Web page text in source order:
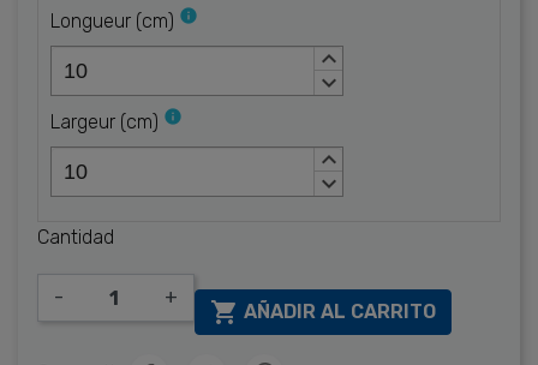
Longueur (cm) info
keyboard_arrow_up
keyboard_arrow_down
Largeur (cm) info
keyboard_arrow_up
keyboard_arrow_down
Cantidad
- +
 AÑADIR AL CARRITO